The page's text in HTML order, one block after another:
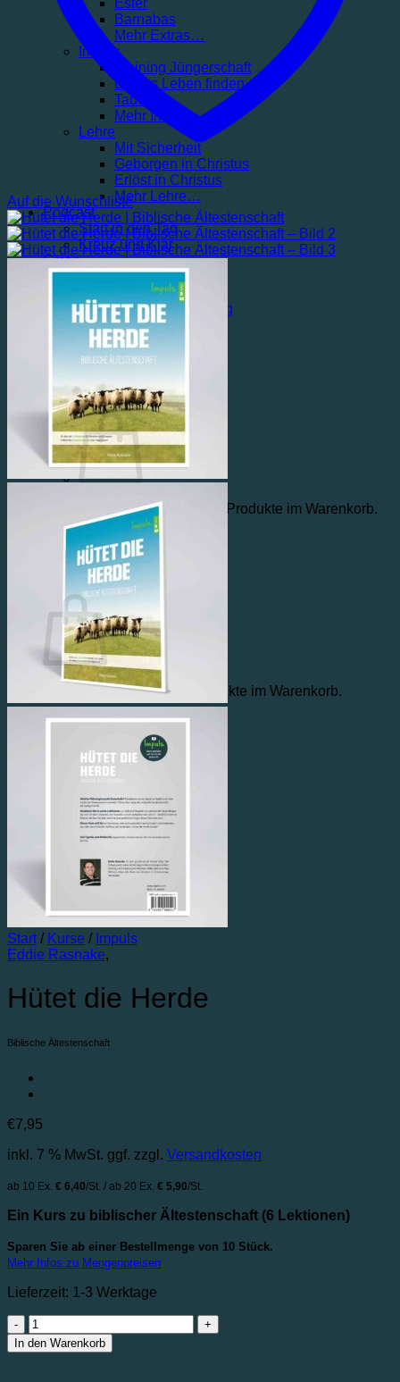
Ester
Barnabas
Mehr Extras…
Impuls
Training Jüngerschaft
Echtes Leben finden
Taufe
Mehr Impuls…
Lehre
Mit Sicherheit
Geborgen in Christus
Erlöst in Christus
Mehr Lehre…
Podcast
Start in den Tag
Kreuz und Klar
Gratis
Blog
Service
Rigatio Produktberatung
Wunschliste
Über Rigatio
Kontakt
Warenkorb /€0,00 0
Es befinden sich keine Produkte im Warenkorb.
Zurück zum Shop
Warenkorb
Es befinden sich keine Produkte im Warenkorb.
Zurück zum Shop
Auf die Wunschliste
Start / Kurse / Impuls
Eddie Rasnake,
Hütet die Herde
Biblische Ältestenschaft
€7,95
inkl. 7 % MwSt. ggf. zzgl. Versandkosten
ab 10 Ex. € 6,40/St. / ab 20 Ex. € 5,90/St.
Ein Kurs zu biblischer Ältestenschaft (6 Lektionen)
Sparen Sie ab einer Bestellmenge von 10 Stück.
Mehr Infos zu Mengenpreisen
Lieferzeit: 1-3 Werktage
Hütet
die
Herde
In den Warenkorb